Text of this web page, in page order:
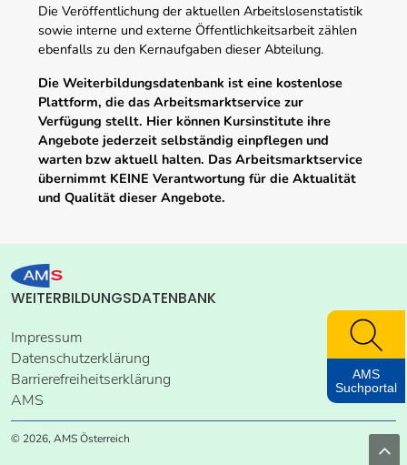
Die Veröffentlichung der aktuellen Arbeitslosenstatistik
sowie interne und externe Öffentlichkeitsarbeit zählen
ebenfalls zu den Kernaufgaben dieser Abteilung.
Die Weiterbildungsdatenbank ist eine kostenlose
Plattform, die das Arbeitsmarktservice zur
Verfügung stellt. Hier können Kursinstitute ihre
Angebote jederzeit selbständig einpflegen und
warten bzw aktuell halten. Das Arbeitsmarktservice
übernimmt KEINE Verantwortung für die Aktualität
und Qualität dieser Angebote.
WEITERBILDUNGSDATENBANK
Impressum
Datenschutzerklärung
Barrierefreiheitserklärung
AMS
© 2026, AMS Österreich
AMS
Suchportal